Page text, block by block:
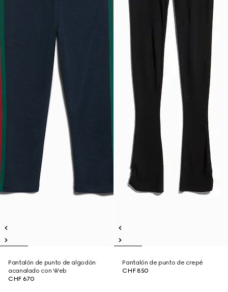
Pantalón de punto de algodón
acanalado con Web
CHF 670
Pantalón de punto de crepé
CHF 850